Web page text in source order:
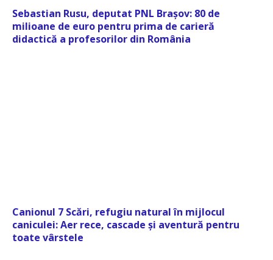
Sebastian Rusu, deputat PNL Brașov: 80 de
milioane de euro pentru prima de carieră
didactică a profesorilor din România
Canionul 7 Scări, refugiu natural în mijlocul
caniculei: Aer rece, cascade și aventură pentru
toate vârstele